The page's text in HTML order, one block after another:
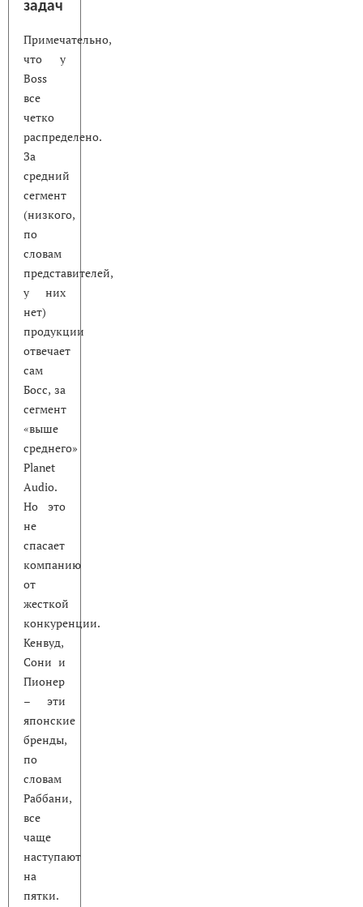
задач
Примечательно,
что у
Boss
все
четко
распределено.
За
средний
сегмент
(низкого,
по
словам
представителей,
у них
нет)
продукции
отвечает
сам
Босс, за
сегмент
«выше
среднего»
Planet
Audio.
Но это
не
спасает
компанию
от
жесткой
конкуренции.
Кенвуд,
Сони и
Пионер
– эти
японские
бренды,
по
словам
Раббани,
все
чаще
наступают
на
пятки.